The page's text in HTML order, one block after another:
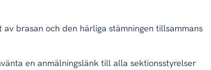
brasan och den härliga stämningen tillsammans
en anmälningslänk till alla sektionsstyrelser